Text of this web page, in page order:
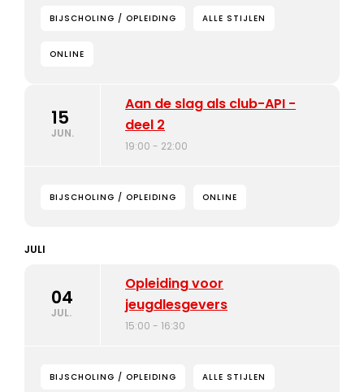
BIJSCHOLING / OPLEIDING ALLE STIJLEN
ONLINE
15
JUN.
Aan de slag als club-API -
deel 2
19:00 - 22:00
BIJSCHOLING / OPLEIDING ONLINE
JULI
04
JUL.
Opleiding voor
jeugdlesgevers
15:00 - 16:30
BIJSCHOLING / OPLEIDING ALLE STIJLEN